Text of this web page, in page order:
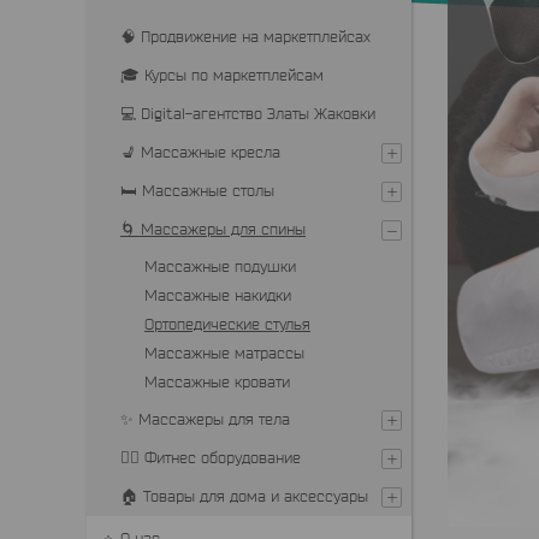
🧠 Продвижение на маркетплейсах
🎓 Курсы по маркетплейсам
💻 Digital-агентство Златы Жаковки
💺 Массажные кресла
🛏 Массажные столы
🌀 Массажеры для спины
Массажные подушки
Массажные накидки
Ортопедические стулья
Массажные матрассы
Массажные кровати
✨ Массажеры для тела
🏋️‍♂️ Фитнес оборудование
🏠 Товары для дома и аксессуары